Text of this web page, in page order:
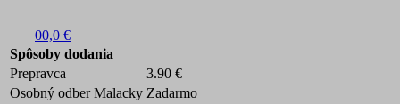
00,0 €
Spôsoby dodania
Prepravca
3.90 €
Osobný odber Malacky Zadarmo